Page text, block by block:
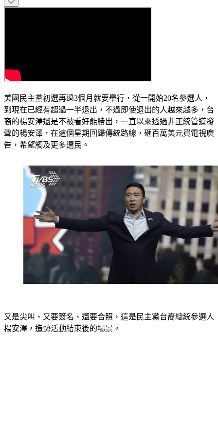
美國民主黨初選再過3個月就要舉行，從一開始20名參選人，
到現在已經有超過一半退出，不過即使退出的人越來越多，台
裔的楊安澤還是不被看好能勝出，一直以來透過非正統管道發
聲的楊安澤，在這個星期回歸傳統路線，砸百萬美元買電視廣
又是尖叫、又要簽名、還要合照，這是民主黨台裔總統參選人